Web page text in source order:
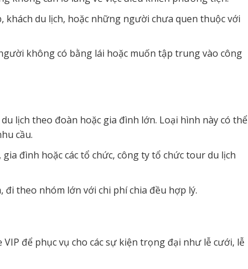
khách du lịch, hoặc những người chưa quen thuộc với
không có bằng lái hoặc muốn tập trung vào công
lịch theo đoàn hoặc gia đình lớn. Loại hình này có thể
cầu.
đình hoặc các tổ chức, công ty tổ chức tour du lịch
đi theo nhóm lớn với chi phí chia đều hợp lý.
VIP để phục vụ cho các sự kiện trọng đại như lễ cưới, lễ